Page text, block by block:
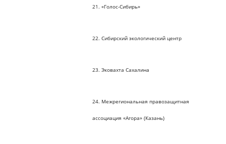
21. «Голос-Сибирь»
22. Сибирский экологический центр
23. Эковахта Сахалина
24. Межрегиональная правозащитная
ассоциация «Агора» (Казань)